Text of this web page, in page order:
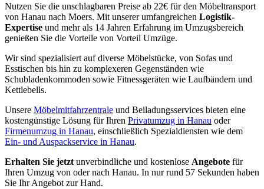
Nutzen Sie die unschlagbaren Preise ab 22€ für den Möbeltransport
von Hanau nach Moers. Mit unserer umfangreichen Logistik-
Expertise und mehr als 14 Jahren Erfahrung im Umzugsbereich
genießen Sie die Vorteile von Vorteil Umzüge.
Wir sind spezialisiert auf diverse Möbelstücke, von Sofas und
Esstischen bis hin zu komplexeren Gegenständen wie
Schubladenkommoden sowie Fitnessgeräten wie Laufbändern und
Kettlebells.
Unsere Möbelmitfahrzentrale und Beiladungsservices bieten eine
kostengünstige Lösung für Ihren Privatumzug in Hanau oder
Firmenumzug in Hanau, einschließlich Spezialdiensten wie dem
Ein- und Auspackservice in Hanau.
Erhalten Sie jetzt unverbindliche und kostenlose Angebote für
Ihren Umzug von oder nach Hanau. In nur rund 57 Sekunden haben
Sie Ihr Angebot zur Hand.